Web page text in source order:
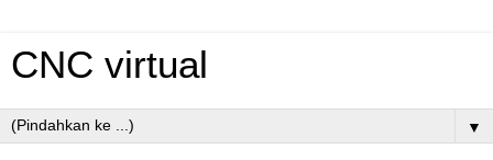
CNC virtual
▼